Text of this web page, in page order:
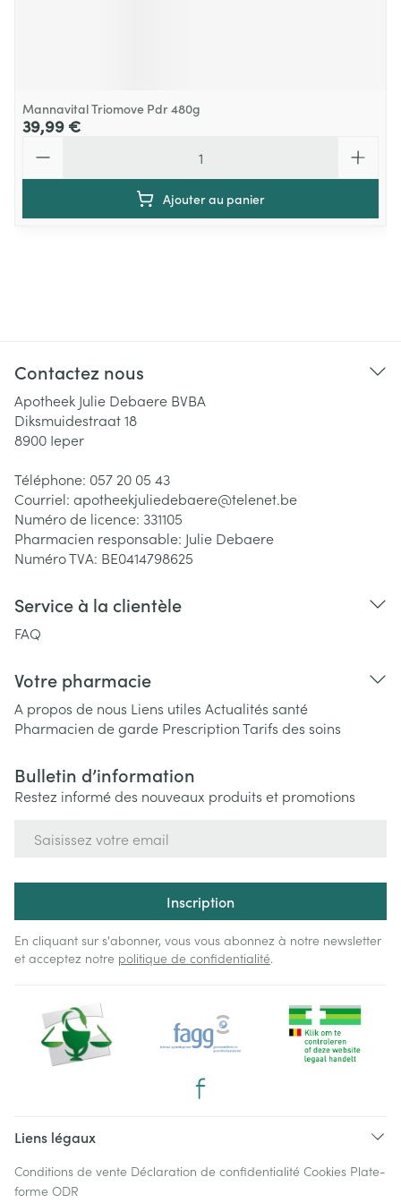
Mannavital Triomove Pdr 480g
39,99 €
Ajouter au panier
Contactez nous
Apotheek Julie Debaere BVBA
Diksmuidestraat 18
8900 Ieper
Téléphone: 057 20 05 43
Courriel: apotheekjuliedebaere@telenet.be
Numéro de licence: 331105
Pharmacien responsable: Julie Debaere
Numéro TVA: BE0414798625
Service à la clientèle
FAQ
Votre pharmacie
A propos de nous Liens utiles Actualités santé
Pharmacien de garde PrescriptionTarifs des soins
Bulletin d’information
Restez informé des nouveaux produits et promotions
Inscription
En cliquant sur s'abonner, vous vous abonnez à notre newsletter
et acceptez notre politique de confidentialité.
Liens légaux
Conditions de vente Déclaration de confidentialité Cookies Plate-
forme ODR